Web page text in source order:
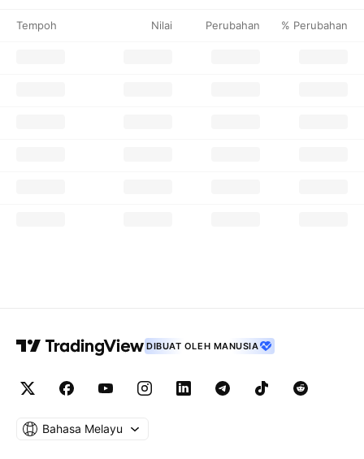
Tempoh Nilai Perubahan % Perubahan
DIBUAT OLEH MANUSIA
Bahasa Melayu